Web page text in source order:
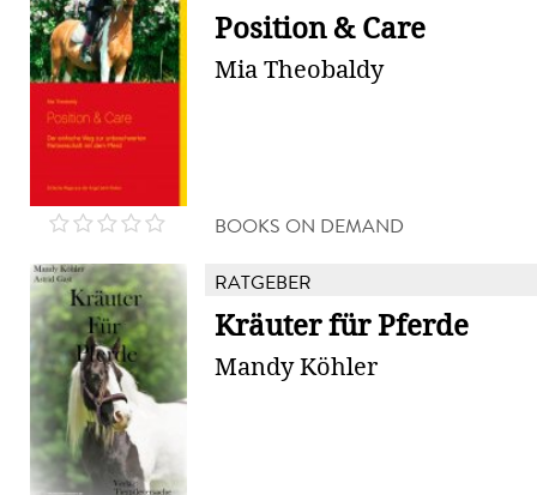
Position & Care
Mia Theobaldy
BOOKS ON DEMAND
RATGEBER
Kräuter für Pferde
Mandy Köhler